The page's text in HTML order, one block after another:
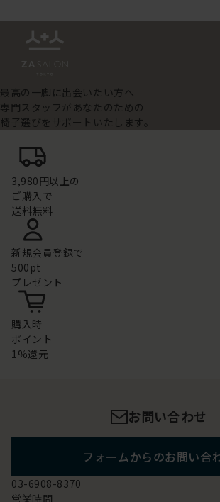
最高の一脚に出会いたい方へ
専門スタッフがあなたのための
椅子選びをサポートいたします。
3,980円以上の
ご購入で
送料無料
新規会員登録で
500pt
プレゼント
購入時
ポイント
1%還元
お問い合わせ
フォームからのお問い合
03-6908-8370
営業時間